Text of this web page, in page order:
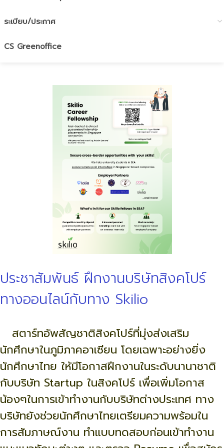
ระเบียบ/ประกาศ
CS Greenoffice
ประชาสัมพันธ์ ฝึกงานบริษัทสิงคโปร์
ทางออนไลน์กับทาง Skilio
สตาร์ทอัพสัญชาติสิงคโปร์ที่มุ่งส่งเสริม
นักศึกษาในภูมิภาคอาเซียน โดยเฉพาะอย่างยิ่ง
นักศึกษาไทย ให้มีโอกาสฝึกงานในระดับนานาชาติ
กับบริษัท Startup ในสิงคโปร์ เพื่อเพิ่มโอกาส
น้องๆในการเข้าทำงานกับบริษัทต่างประเทศ ทาง
บริษัทยังช่วยนักศึกษาไทยเตรียมความพร้อมใน
การสัมภาษณ์งาน ทำแบบทดสอบก่อนเข้าทำงาน